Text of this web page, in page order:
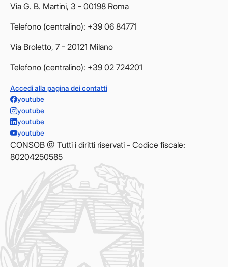
Via G. B. Martini, 3 - 00198 Roma
Telefono (centralino): +39 06 84771
Via Broletto, 7 - 20121 Milano
Telefono (centralino): +39 02 724201
Accedi alla pagina dei contatti
youtube
youtube
youtube
youtube
CONSOB @ Tutti i diritti riservati - Codice fiscale:
80204250585